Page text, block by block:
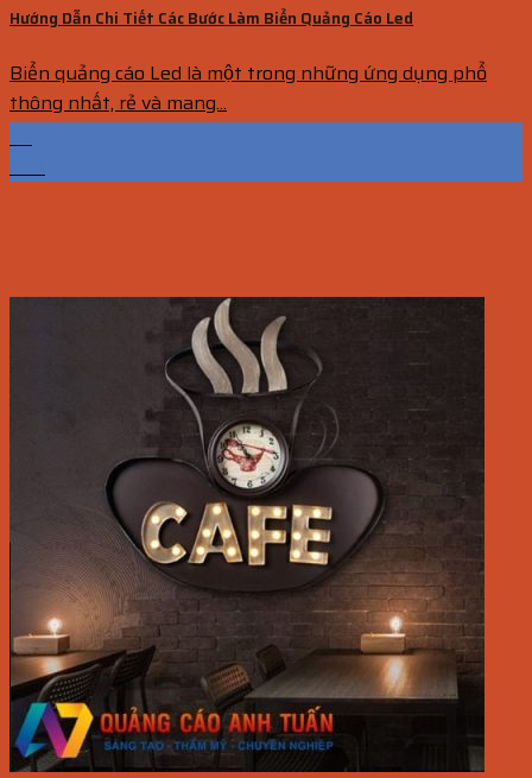
Hướng Dẫn Chi Tiết Các Bước Làm Biển Quảng Cáo Led
Biển quảng cáo Led là một trong những ứng dụng phổ
thông nhất, rẻ và mang...
25
Th9